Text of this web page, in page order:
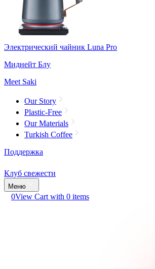
Электрический чайник Luna Pro
Миднейт Блу
Meet Saki
Our Story
Plastic-Free
Our Materials
Turkish Coffee
Поддержка
Клуб свежести
Меню
0View Cart with 0 items